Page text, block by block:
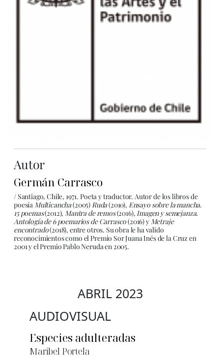
Autor
Germán Carrasco
/ Santiago, Chile, 1971. Poeta y traductor. Autor de los libros de
poesíaMulticancha(2005)Ruda(2010), Ensayo sobre la mancha.
15 poemas(2012),Mantra de remos(2016),Imagen y semejanza.
Antología de 6 poemarios de Carrasco(2016) yMetraje
encontrado(2018), entre otros. Su obra le ha valido
reconocimientos como el Premio Sor Juana Inés de la Cruz en
2001 y el Premio Pablo Neruda en 2005.
ABRIL 2023
AUDIOVISUAL
Especies adulteradas
Maribel Portela